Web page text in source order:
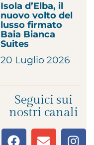
Isola d’Elba, il
nuovo volto del
lusso firmato
Baia Bianca
Suites
20 Luglio 2026
Seguici sui
nostri canali